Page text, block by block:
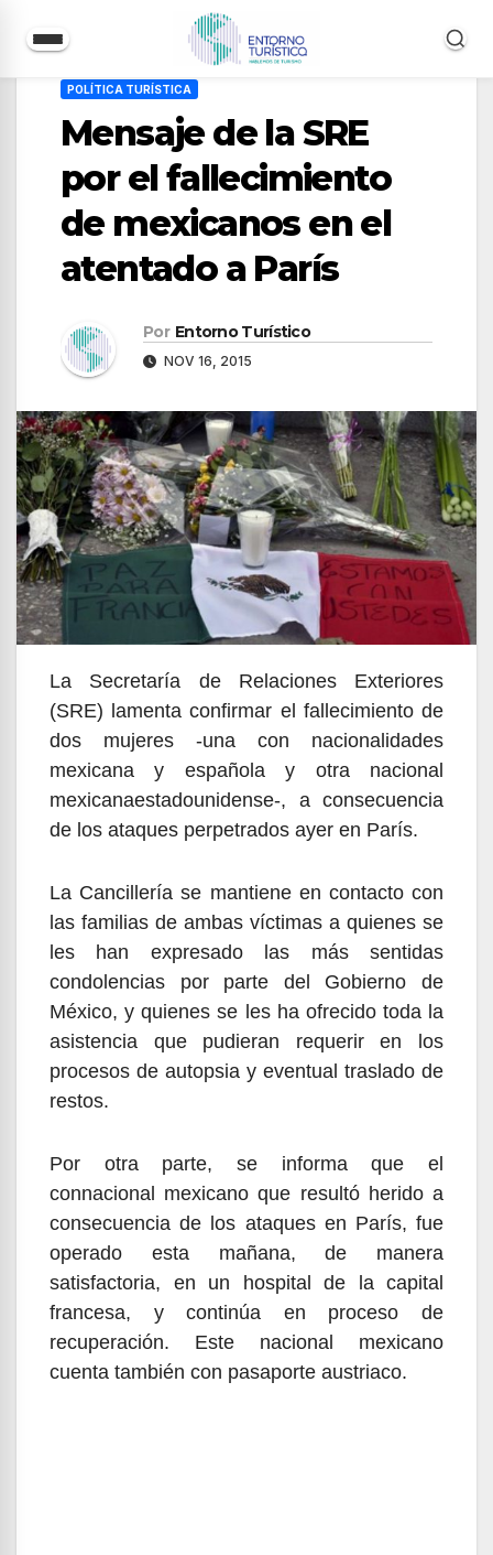
contenido
POLÍTICA TURÍSTICA
Mensaje de la SRE
por el fallecimiento
de mexicanos en el
atentado a París
Por Entorno Turístico
NOV 16, 2015
La Secretaría de Relaciones Exteriores
(SRE) lamenta confirmar el fallecimiento de
dos mujeres -una con nacionalidades
mexicana y española y otra nacional
mexicanaestadounidense-, a consecuencia
de los ataques perpetrados ayer en París.
La Cancillería se mantiene en contacto con
las familias de ambas víctimas a quienes se
les han expresado las más sentidas
condolencias por parte del Gobierno de
México, y quienes se les ha ofrecido toda la
asistencia que pudieran requerir en los
procesos de autopsia y eventual traslado de
restos.
Por otra parte, se informa que el
connacional mexicano que resultó herido a
consecuencia de los ataques en París, fue
operado esta mañana, de manera
satisfactoria, en un hospital de la capital
francesa, y continúa en proceso de
recuperación. Este nacional mexicano
cuenta también con pasaporte austriaco.